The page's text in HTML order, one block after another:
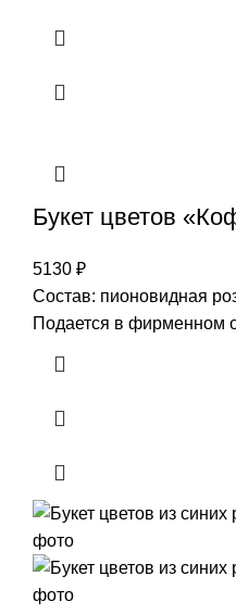
Букет цветов
5130 ₽
Состав: пионовидная
Подается в фирменном